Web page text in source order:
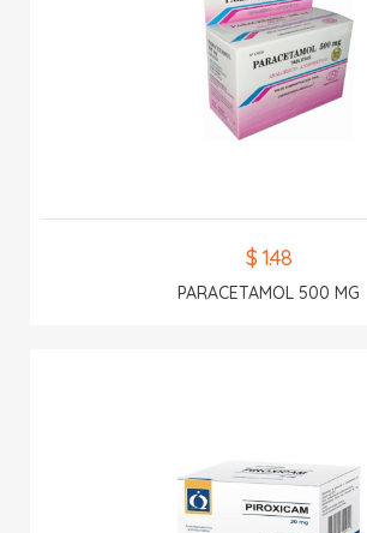
$ 1.48
PARACETAMOL 500 MG